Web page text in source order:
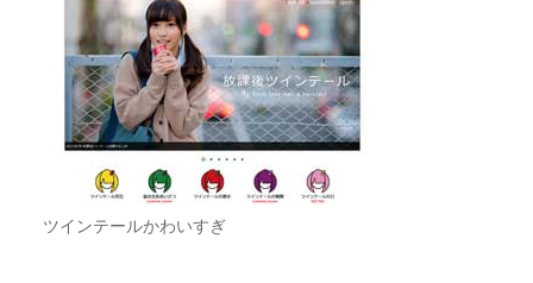
スマホと通信の最新トレンド
進化するPCとデバイスの未来
好きが集まる 比べて選べる
ビジネスと働き方のヒント
ツインテールかわいすぎ